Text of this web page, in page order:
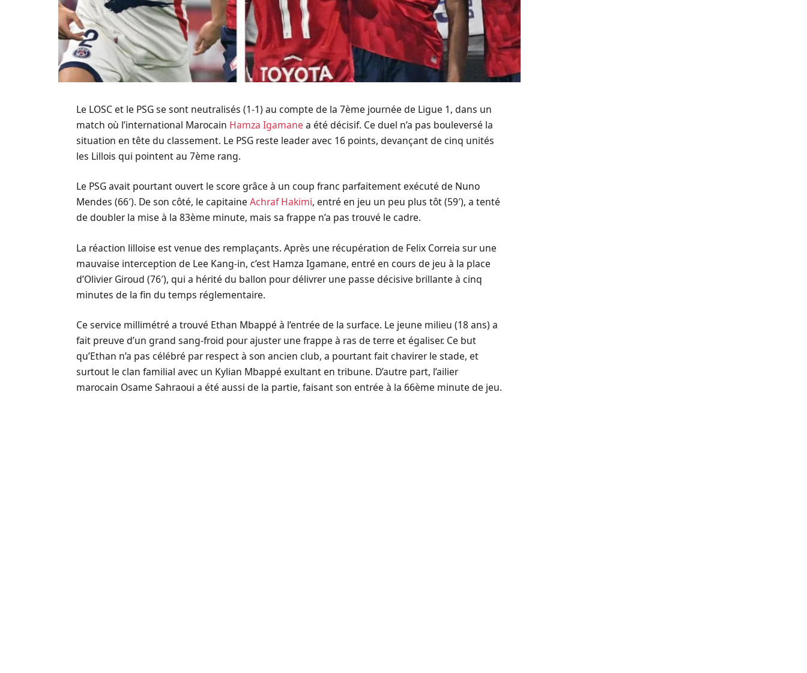
Le LOSC et le PSG se sont neutralisés (1-1) au compte de la 7ème journée de Ligue 1, dans un
match où l’international Marocain Hamza Igamane a été décisif. Ce duel n’a pas bouleversé la
situation en tête du classement. Le PSG reste leader avec 16 points, devançant de cinq unités
les Lillois qui pointent au 7ème rang.
Le PSG avait pourtant ouvert le score grâce à un coup franc parfaitement exécuté de Nuno
Mendes (66′). De son côté, le capitaineAchraf Hakimi, entré en jeu un peu plus tôt (59′), a tenté
de doubler la mise à la 83ème minute, mais sa frappe n’a pas trouvé le cadre.
La réaction lilloise est venue des remplaçants. Après une récupération de Felix Correia sur une
mauvaise interception de Lee Kang-in, c’est Hamza Igamane, entré en cours de jeu à la place
d’Olivier Giroud (76′), qui a hérité du ballon pour délivrer une passe décisive brillante à cinq
minutes de la fin du temps réglementaire.
Ce service millimétré a trouvé Ethan Mbappé à l’entrée de la surface. Le jeune milieu (18 ans) a
fait preuve d’un grand sang-froid pour ajuster une frappe à ras de terre et égaliser. Ce but
qu’Ethan n’a pas célébré par respect à son ancien club, a pourtant fait chavirer le stade, et
surtout le clan familial avec un Kylian Mbappé exultant en tribune. D’autre part, l’ailier
marocain Osame Sahraoui a été aussi de la partie, faisant son entrée à la 66ème minute de jeu.